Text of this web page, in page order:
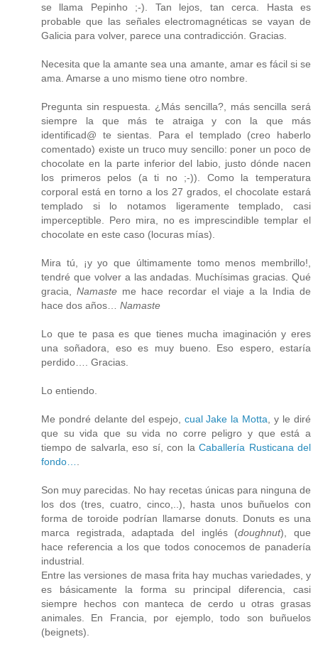
se llama Pepinho ;-). Tan lejos, tan cerca. Hasta es
probable que las señales electromagnéticas se vayan de
Galicia para volver, parece una contradicción. Gracias.
Necesita que la amante sea una amante, amar es fácil si se
ama. Amarse a uno mismo tiene otro nombre.
Pregunta sin respuesta. ¿Más sencilla?, más sencilla será
siempre la que más te atraiga y con la que más
identificad@ te sientas. Para el templado (creo haberlo
comentado) existe un truco muy sencillo: poner un poco de
chocolate en la parte inferior del labio, justo dónde nacen
los primeros pelos (a ti no ;-)). Como la temperatura
corporal está en torno a los 27 grados, el chocolate estará
templado si lo notamos ligeramente templado, casi
imperceptible. Pero mira, no es imprescindible templar el
chocolate en este caso (locuras mías).
Mira tú, ¡y yo que últimamente tomo menos membrillo!,
tendré que volver a las andadas. Muchísimas gracias. Qué
gracia, Namasteme hace recordar el viaje a la India de
hace dos años… Namaste
Lo que te pasa es que tienes mucha imaginación y eres
una soñadora, eso es muy bueno. Eso espero, estaría
perdido…. Gracias.
Lo entiendo.
Me pondré delante del espejo, cual Jake la Motta, y le diré
que su vida que su vida no corre peligro y que está a
tiempo de salvarla, eso sí, con laCaballería Rusticana del
fondo….
Son muy parecidas. No hay recetas únicas para ninguna de
los dos (tres, cuatro, cinco,..), hasta unos buñuelos con
forma de toroide podrían llamarse donuts. Donuts es una
marca registrada, adaptada del inglés (doughnut), que
hace referencia a los que todos conocemos de panadería
industrial.
Entre las versiones de masa frita hay muchas variedades, y
es básicamente la forma su principal diferencia, casi
siempre hechos con manteca de cerdo u otras grasas
animales. En Francia, por ejemplo, todo son buñuelos
(beignets).